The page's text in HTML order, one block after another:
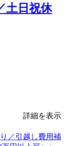
土日祝休
詳細を表示